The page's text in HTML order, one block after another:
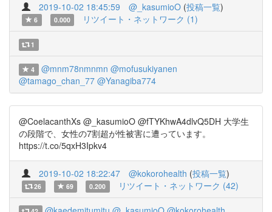
2019-10-02 18:45:59 @_kasumioO (投稿一覧)
6 0.000 リツイート・ネットワーク (1)
1
4 @mnm78nmnmn @mofusukiyanen
@tamago_chan_77 @Yanagiba774
@CoelacanthXs @_kasumioO @fTYKhwA4dlvQ5DH 大学生
の段階で、女性の7割超が性被害に遭っています。
https://t.co/5qxH3Ipkv4
2019-10-02 18:22:47 @kokorohealth (投稿一覧)
26 69 0.200 リツイート・ネットワーク (42)